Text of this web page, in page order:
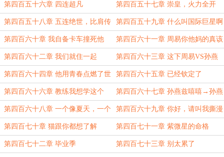
第四百五十六章 四连超凡 第四百五十七章 崇皇，火力全开
第四百五十八章 五连绝世，比肩传
奇（九更！）
第四百五十九章 什么叫国际巨星啊
第四百六十章 我自备卡车撞死他 第四百六十一章 周易你他妈的真该
死啊
第四百六十二章 我们就住一起 第四百六十三章 这下周易VS孙燕
兹了
第四百六十四章 他用青春点燃了世
界
第四百六十五章 已经钦定了
第四百六十六章 教练我想学这个 第四百六十七章 孙燕兹嘻嘻→孙燕
兹不嘻嘻
第四百六十八章 一个像夏天，一个
像秋天
第四百六十九章 你好，请叫我撕漫
男
第四百七十章 猫跟你都想了解 第四百七十一章 紫微星的命格
第四百七十二章 毕业季 第四百七十三章 别太累了